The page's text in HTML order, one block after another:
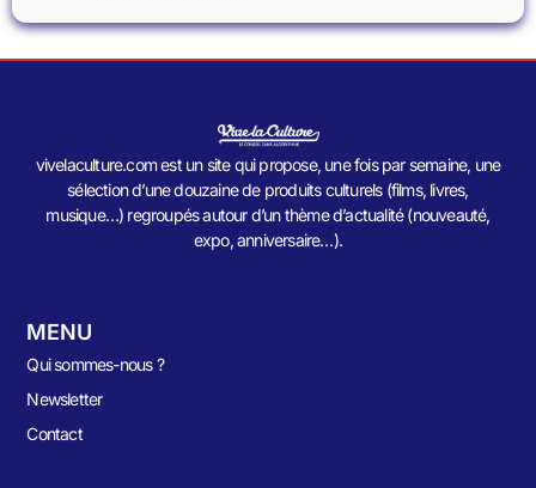
vivelaculture.com est un site qui propose, une fois par semaine, une
sélection d’une douzaine de produits culturels (films, livres,
musique…) regroupés autour d’un thème d’actualité (nouveauté,
expo, anniversaire…).
MENU
Qui sommes-nous ?
Newsletter
Contact